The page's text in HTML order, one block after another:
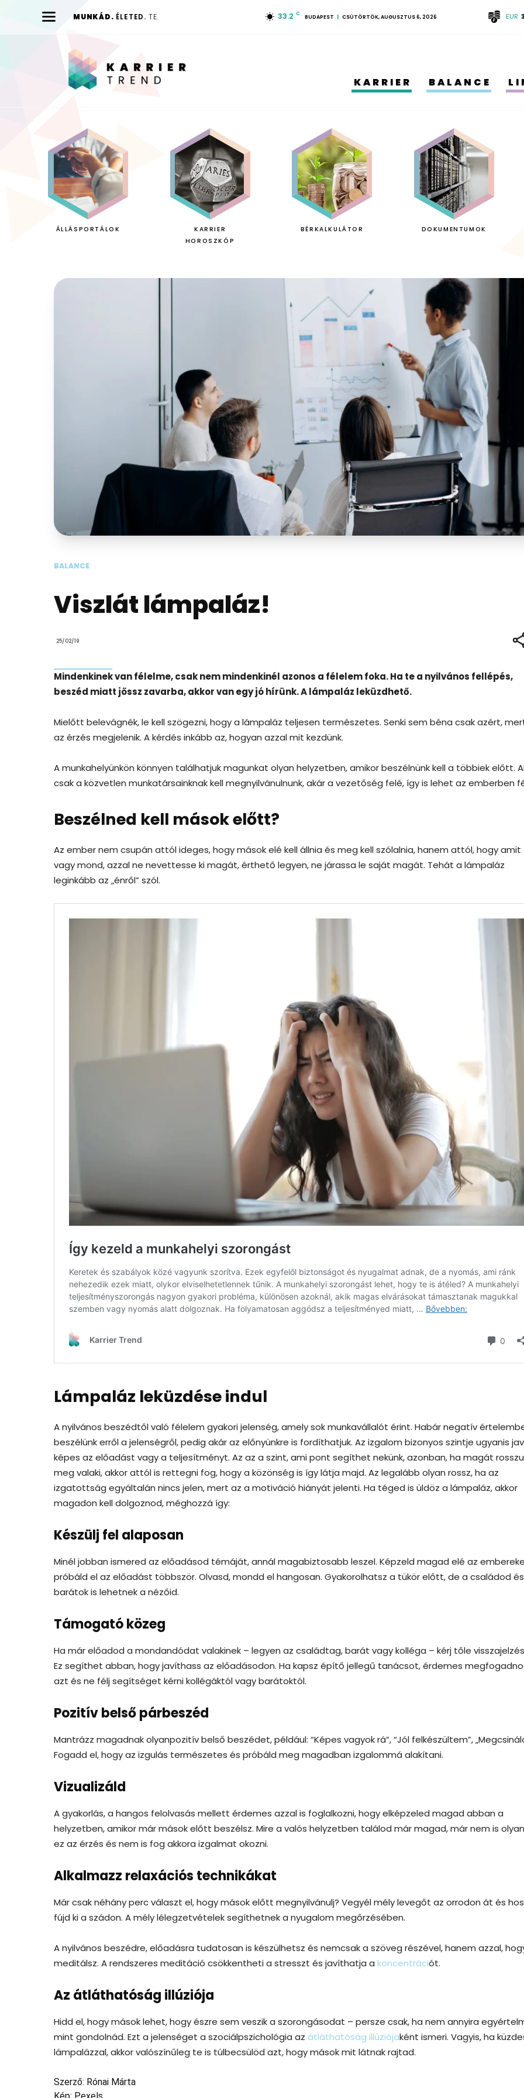
MUNKÁD. ÉLETED. TE. 33.2 C BUDAPEST CSÜTÖRTÖK, AUGUSZTUS 6, 2026 EUR
KARRIER BALANCE
ÁLLÁSPORTÁLOK
KARRIER
HOROSZKÓP
BÉRKALKULÁTOR DOKUMENTUMOK
BALANCE
Viszlát lámpaláz!
25/02/19
Mindenkinek van félelme, csak nem mindenkinél azonos a félelem foka. Ha te a nyilvános fellépés,
beszéd miatt jössz zavarba, akkor van egy jó hírünk. A lámpaláz leküzdhető.
Mielőtt belevágnék, le kell szögezni, hogy a lámpaláz teljesen természetes. Senki sem béna csak azért,
az érzés megjelenik. A kérdés inkább az, hogyan azzal mit kezdünk.
A munkahelyünkön könnyen találhatjuk magunkat olyan helyzetben, amikor beszélnünk kell a többiek előtt.
csak a közvetlen munkatársainknak kell megnyilvánulnunk, akár a vezetőség felé, így is lehet az emberben
Beszélned kell mások előtt?
Az ember nem csupán attól ideges, hogy mások elé kell állnia és meg kell szólalnia, hanem attól, hogy
vagy mond, azzal ne nevettesse ki magát, érthető legyen, ne járassa le saját magát. Tehát a lámpaláz
leginkább az „énről” szól.
Lámpaláz leküzdése indul
A nyilvános beszédtől való félelem gyakori jelenség, amely sok munkavállalót érint. Habár negatív
beszélünk erről a jelenségről, pedig akár az előnyünkre is fordíthatjuk. Az izgalom bizonyos szintje ugyanis
képes az előadást vagy a teljesítményt. Az az a szint, ami pont segíthet nekünk, azonban, ha magát
meg valaki, akkor attól is rettegni fog, hogy a közönség is így látja majd. Az legalább olyan rossz, ha az
izgatottság egyáltalán nincs jelen, mert az a motiváció hiányát jelenti. Ha téged is üldöz a lámpaláz, akkor
magadon kell dolgoznod, méghozzá így:
Készülj fel alaposan
Minél jobban ismered az előadásod témáját, annál magabiztosabb leszel. Képzeld magad elé az
próbáld el az előadást többször. Olvasd, mondd el hangosan. Gyakorolhatsz a tükör előtt, de a családod
barátok is lehetnek a nézőid.
Támogató közeg
Ha már előadod a mondandódat valakinek – legyen az családtag, barát vagy kolléga – kérj tőle
Ez segíthet abban, hogy javíthass az előadásodon. Ha kapsz építő jellegű tanácsot, érdemes
azt és ne félj segítséget kérni kollégáktól vagy barátoktól.
Pozitív belső párbeszéd
Mantrázz magadnak olyanpozitív belső beszédet, például: “Képes vagyok rá”, “Jól felkészültem”,
Fogadd el, hogy az izgulás természetes és próbáld meg magadban izgalommá alakítani.
Vizualizáld
A gyakorlás, a hangos felolvasás mellett érdemes azzal is foglalkozni, hogy elképzeled magad abban a
helyzetben, amikor már mások előtt beszélsz. Mire a valós helyzetben találod már magad, már nem is
ez az érzés és nem is fog akkora izgalmat okozni.
Alkalmazz relaxációs technikákat
Már csak néhány perc választ el, hogy mások előtt megnyilvánulj? Vegyél mély levegőt az orrodon át és
fújd ki a szádon. A mély lélegzetvételek segíthetnek a nyugalom megőrzésében.
A nyilvános beszédre, előadásra tudatosan is készülhetsz és nemcsak a szöveg részével, hanem azzal,
meditálsz. A rendszeres meditáció csökkentheti a stresszt és javíthatja a koncentrációt.
Az átláthatóság illúziója
Hidd el, hogy mások lehet, hogy észre sem veszik a szorongásodat – persze csak, ha nem annyira
mint gondolnád. Ezt a jelenséget a szociálpszichológia az átláthatóság illúziójaként ismeri. Vagyis, ha
lámpalázzal, akkor valószínűleg te is túlbecsülöd azt, hogy mások mit látnak rajtad.
Szerző: Rónai Márta
Kép: Pexels